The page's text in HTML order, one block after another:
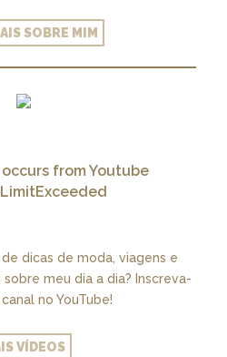
SOBRE MIM
from Youtube
dicas de moda, viagens e
meu dia a dia? Inscreva-
no YouTube!
VÍDEOS